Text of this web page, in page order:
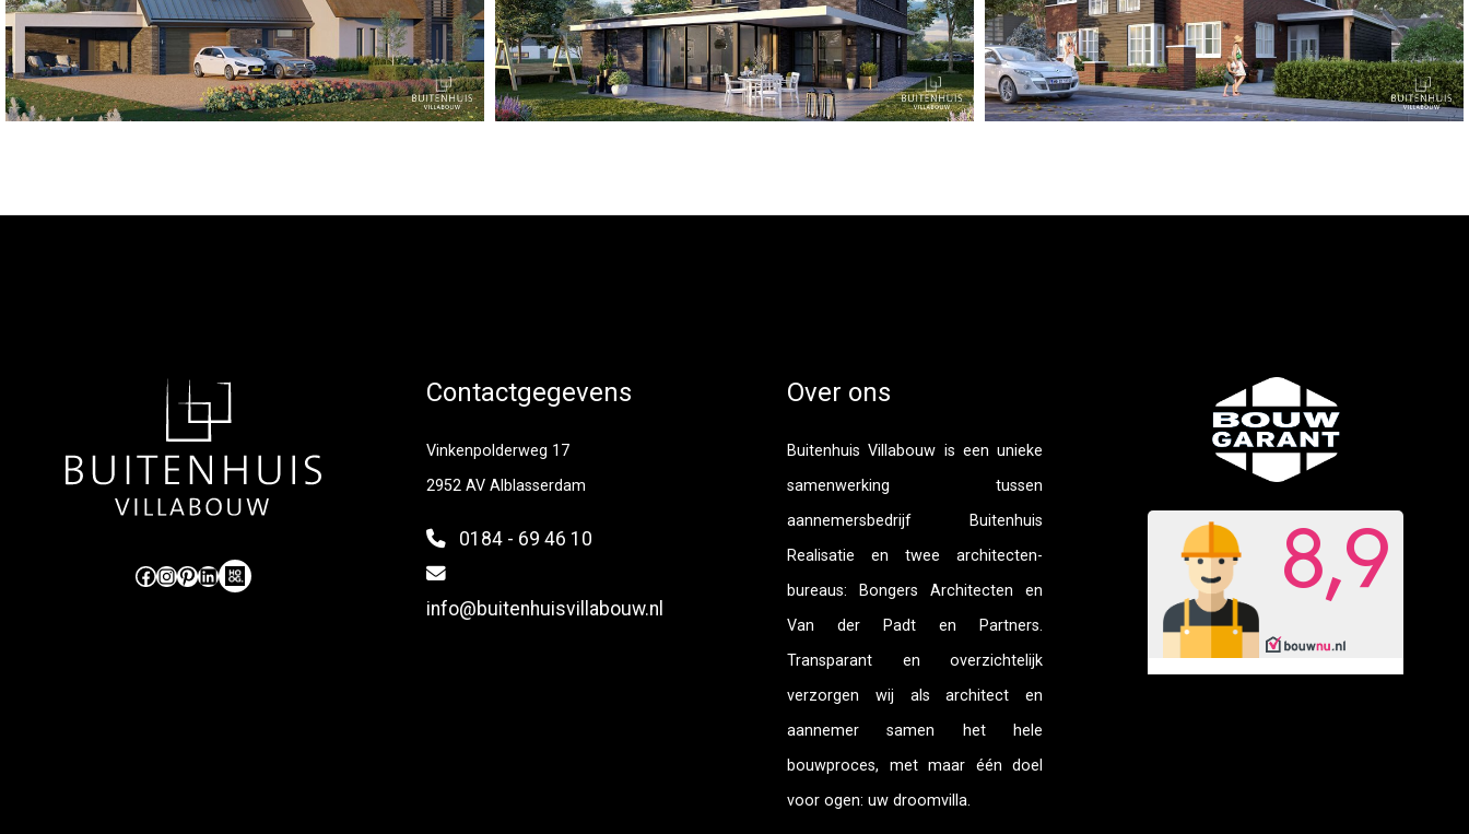
Like ons op Facebook (externe link) Volg ons op Instagram (externe link) Pinterest LinkedIn Hoog Design.
Contactgegevens
Vinkenpolderweg 17
2952 AV Alblasserdam
0184 - 69 46 10
info@buitenhuisvillabouw.nl
Over ons
Buitenhuis Villabouw is een unieke
samenwerking tussen
aannemersbedrijf Buitenhuis
Realisatie en twee architecten-
bureaus: Bongers Architecten en
Van der Padt en Partners.
Transparant en overzichtelijk
verzorgen wij als architect en
aannemer samen het hele
bouwproces, met maar één doel
voor ogen: uw droomvilla.